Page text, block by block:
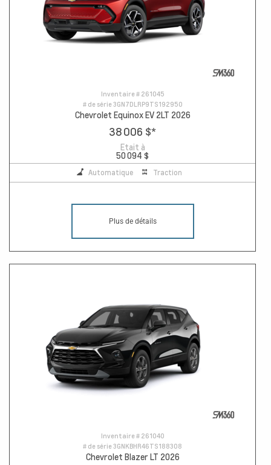
Inventaire # 261045
# de série3GN7DLRP9TS192950
Chevrolet Equinox EV 2LT 2026
38 006 $*
Etait à
50 094 $
Automatique Traction
Plus de détails
Inventaire # 261040
# de série3GNKBHR46TS188308
Chevrolet Blazer LT 2026